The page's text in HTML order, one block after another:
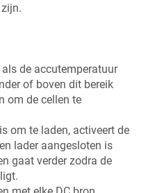
de accutemperatuur
of boven dit bereik
om de cellen te
om te laden, activeert de
lader aangesloten is
gaat verder zodra de